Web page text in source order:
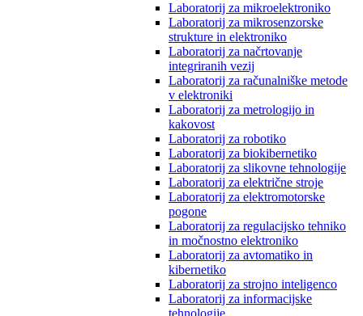
Laboratorij za mikroelektroniko
Laboratorij za mikrosenzorske
strukture in elektroniko
Laboratorij za načrtovanje
integriranih vezij
Laboratorij za računalniške metode
v elektroniki
Laboratorij za metrologijo in
kakovost
Laboratorij za robotiko
Laboratorij za biokibernetiko
Laboratorij za slikovne tehnologije
Laboratorij za električne stroje
Laboratorij za elektromotorske
pogone
Laboratorij za regulacijsko tehniko
in močnostno elektroniko
Laboratorij za avtomatiko in
kibernetiko
Laboratorij za strojno inteligenco
Laboratorij za informacijske
tehnologije